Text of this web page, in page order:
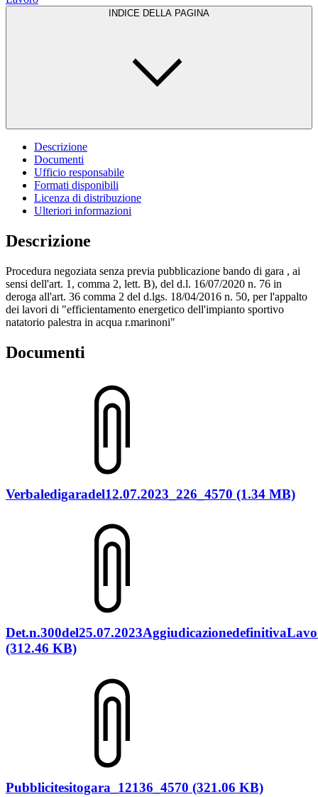
INDICE DELLA PAGINA
Descrizione
Documenti
Ufficio responsabile
Formati disponibili
Licenza di distribuzione
Ulteriori informazioni
Descrizione
Procedura negoziata senza previa pubblicazione bando di gara , ai
sensi dell'art. 1, comma 2, lett. B), del d.l. 16/07/2020 n. 76 in
deroga all'art. 36 comma 2 del d.lgs. 18/04/2016 n. 50, per l'appalto
dei lavori di "efficientamento energetico dell'impianto sportivo
natatorio palestra in acqua r.marinoni"
Documenti
Verbaledigaradel12.07.2023_226_4570 (1.34 MB)
(312.46 KB)
Pubblicitesitogara_12136_4570 (321.06 KB)